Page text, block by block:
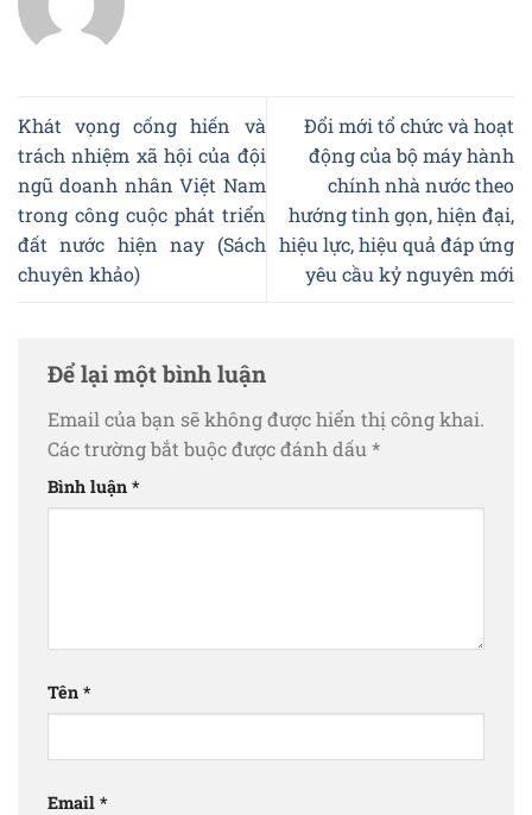
Khát vọng cống hiến và
trách nhiệm xã hội của đội
ngũ doanh nhân Việt Nam
trong công cuộc phát triển
đất nước hiện nay (Sách
chuyên khảo)
Đổi mới tổ chức và hoạt
động của bộ máy hành
chính nhà nước theo
hướng tinh gọn, hiện đại,
hiệu lực, hiệu quả đáp ứng
yêu cầu kỷ nguyên mới
Để lại một bình luận
Email của bạn sẽ không được hiển thị công khai.
Các trường bắt buộc được đánh dấu *
Bình luận *
Tên *
Email *